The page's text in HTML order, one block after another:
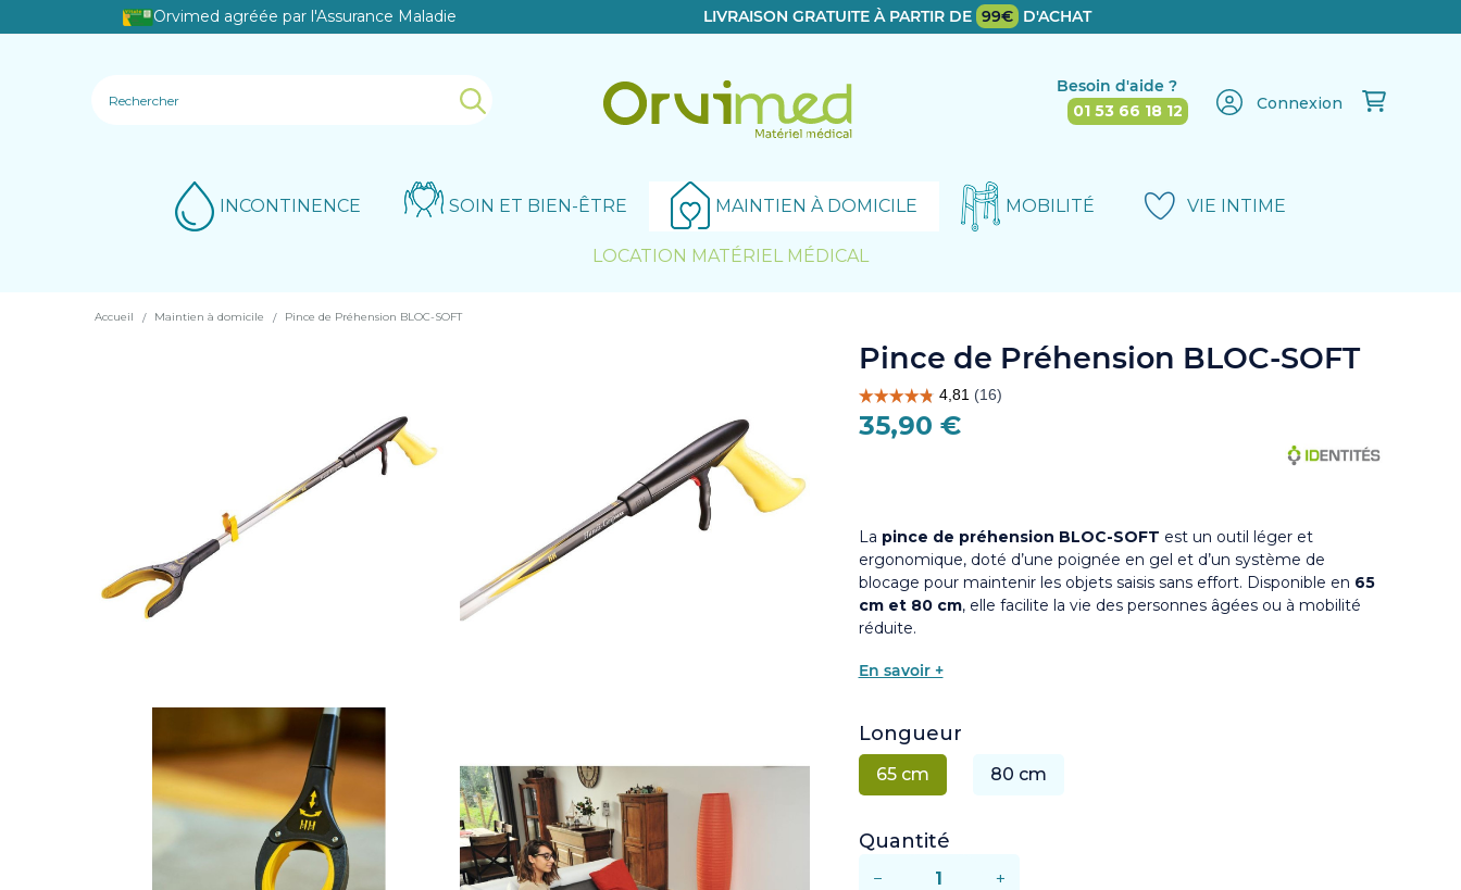
Orvimed agréée par l'Assurance Maladie LIVRAISON GRATUITE À PARTIR DE 99€ D'ACHAT
Besoin d'aide ?
01 53 66 18 12
Connexion
INCONTINENCE SOIN ET BIEN-ÊTRE MAINTIEN À DOMICILE MOBILITÉ VIE INTIME
LOCATION MATÉRIEL MÉDICAL
Accueil Maintien à domicile Pince de Préhension BLOC-SOFT
Pince de Préhension BLOC-SOFT
35,90 €
La pince de préhension BLOC-SOFT est un outil léger et
ergonomique, doté d’une poignée en gel et d’un système de
blocage pour maintenir les objets saisis sans effort. Disponible en 65
cm et 80 cm, elle facilite la vie des personnes âgées ou à mobilité
réduite.
En savoir +
Longueur
65 cm 80 cm
Quantité
− +